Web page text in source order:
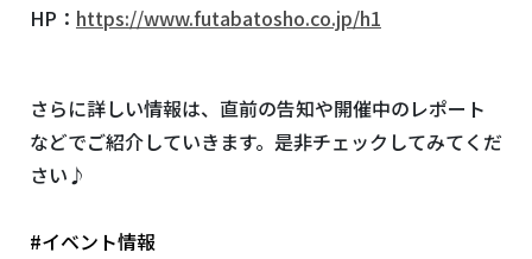
HP： https://www.futabatosho.co.jp/h1
さらに詳しい情報は、直前の告知や開催中のレポート
などでご紹介していきます。是非チェックしてみてくだ
さい♪
#イベント情報